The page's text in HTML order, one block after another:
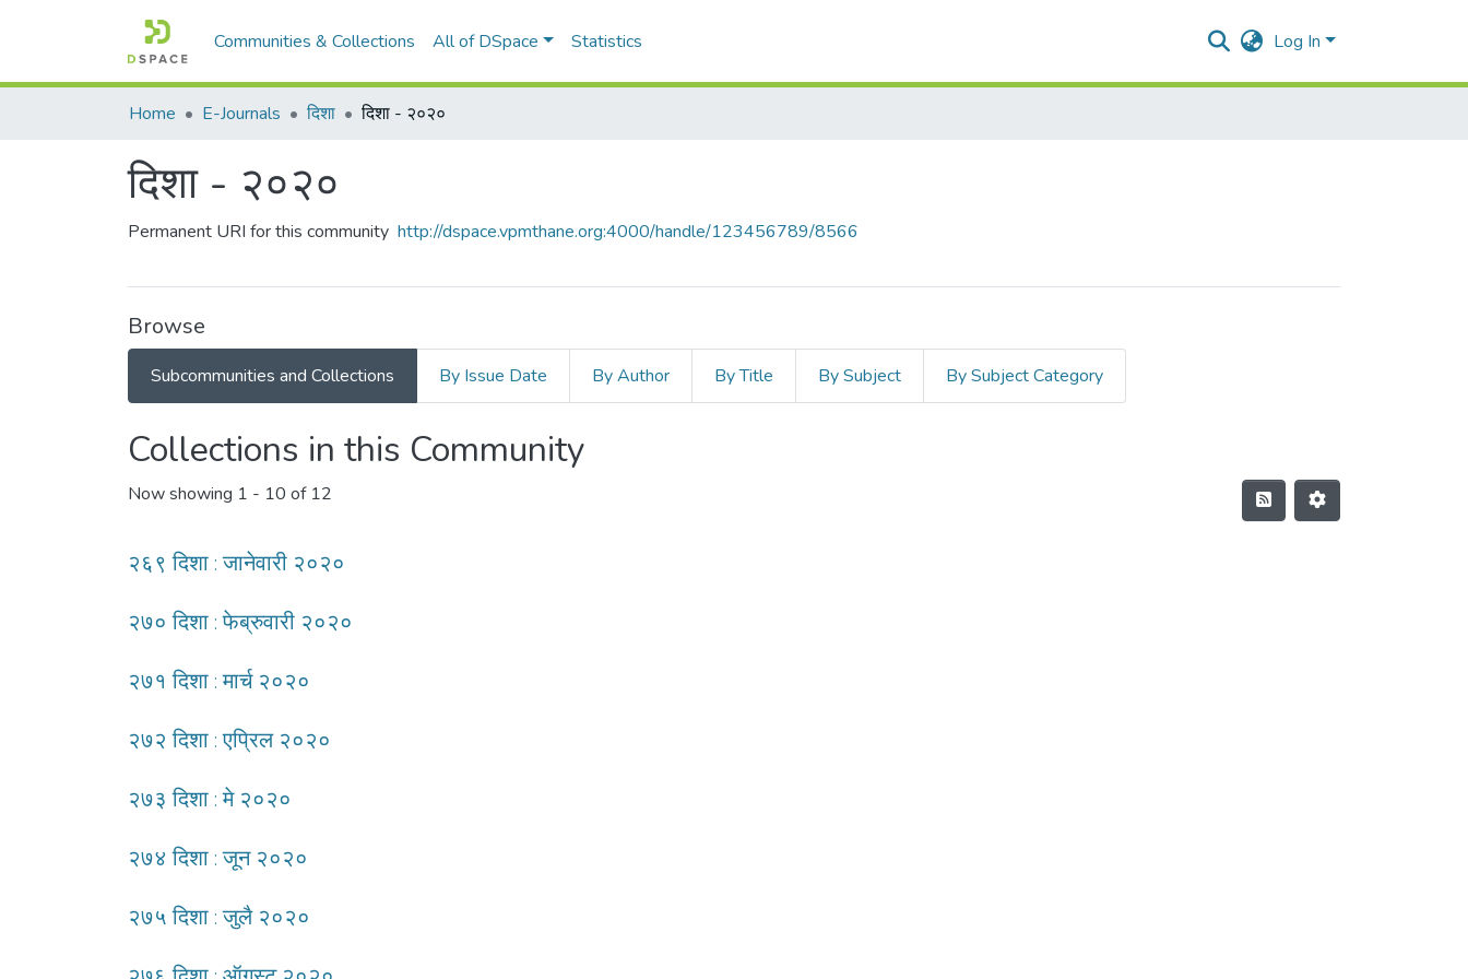
Communities & Collections All of DSpace Statistics Log In
Home E-Journals दिशा दिशा - २०२०
दिशा - २०२०
Permanent URI for this community http://dspace.vpmthane.org:4000/handle/123456789/8566
Browse
Subcommunities and Collections By Issue Date By Author By Title By Subject By Subject Category
Collections in this Community
Now showing 1 - 10 of 12
२६९ दिशा : जानेवारी २०२०
२७० दिशा : फेब्रुवारी २०२०
२७१ दिशा : मार्च २०२०
२७२ दिशा : एप्रिल २०२०
२७३ दिशा : मे २०२०
२७४ दिशा : जून २०२०
२७५ दिशा : जुलै २०२०